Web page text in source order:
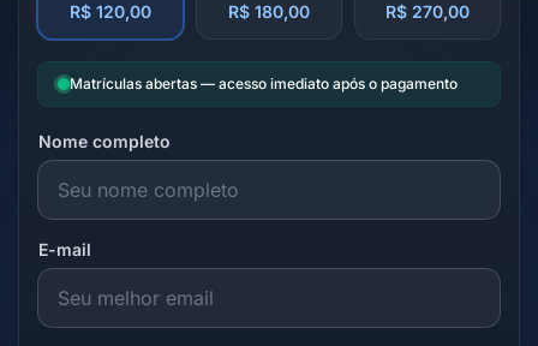
R$ 120,00 R$ 180,00 R$ 270,00
Matrículas abertas — acesso imediato após o pagamento
Nome completo
E-mail